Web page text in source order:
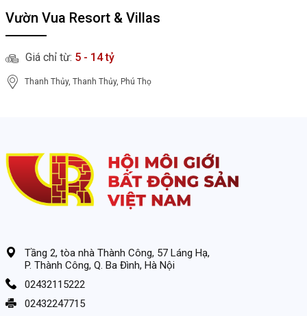
Vườn Vua Resort & Villas
Giá chỉ từ: 5 - 14 tỷ
Thanh Thủy, Thanh Thủy, Phú Thọ
Tầng 2, tòa nhà Thành Công, 57 Láng Hạ,
P. Thành Công, Q. Ba Đình, Hà Nội
02432115222
02432247715